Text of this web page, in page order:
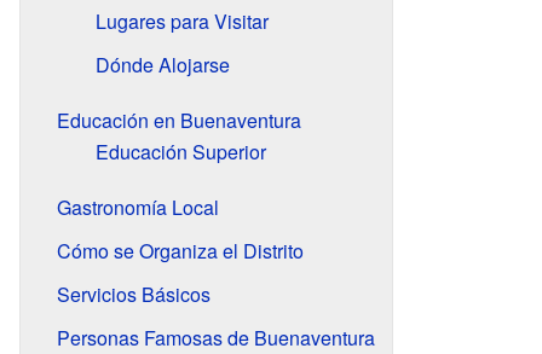
Lugares para Visitar
Dónde Alojarse
Educación en Buenaventura
Educación Superior
Gastronomía Local
Cómo se Organiza el Distrito
Servicios Básicos
Personas Famosas de Buenaventura